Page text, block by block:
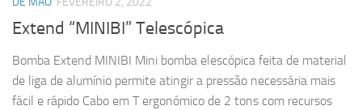
Extend “MINIBI” Telescópica
Bomba Extend MINIBI Mini bomba elescópica feita de material
de liga de alumínio permite atingir a pressão necessária mais
fácil e rápido Cabo em T ergonómico de 2 tons com recursos